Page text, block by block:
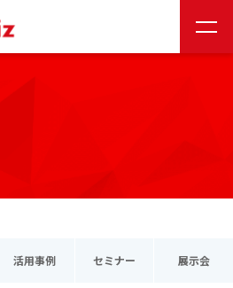
0120-141-224
活用事例 セミナー 展示会